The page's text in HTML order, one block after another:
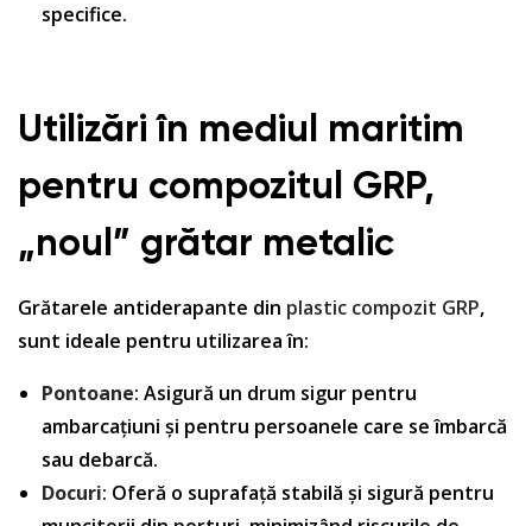
specifice.
Utilizări în mediul maritim
pentru compozitul GRP,
„noul” grătar metalic
Grătarele antiderapante din plastic compozit GRP,
sunt ideale pentru utilizarea în:
Pontoane: Asigură un drum sigur pentru
ambarcațiuni și pentru persoanele care se îmbarcă
sau debarcă.
Docuri: Oferă o suprafață stabilă și sigură pentru